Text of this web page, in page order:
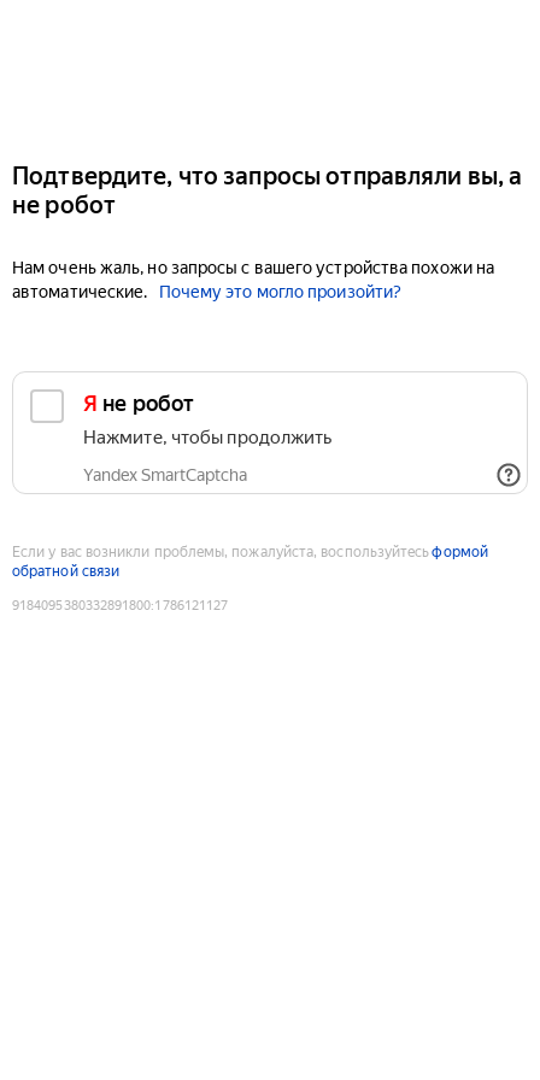
Подтвердите, что запросы отправляли вы, а
не робот
Нам очень жаль, но запросы с вашего устройства похожи на
автоматические.
Почему это могло произойти?
Я не робот
Нажмите, чтобы продолжить
Yandex SmartCaptcha
Если у вас возникли проблемы, пожалуйста, воспользуйтесьформой
обратной связи
9184095380332891800:1786121127